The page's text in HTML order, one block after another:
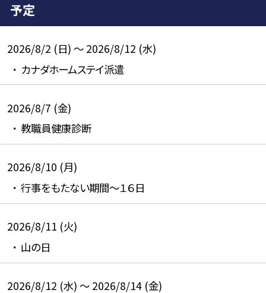
予定
2026/8/2 (日) ～ 2026/8/12 (水)
カナダホームステイ派遣
2026/8/7 (金)
教職員健康診断
2026/8/10 (月)
行事をもたない期間～１６日
2026/8/11 (火)
山の日
2026/8/12 (水) ～ 2026/8/14 (金)